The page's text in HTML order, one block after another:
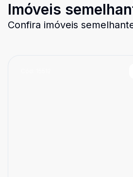
Imóveis
Confira imóveis